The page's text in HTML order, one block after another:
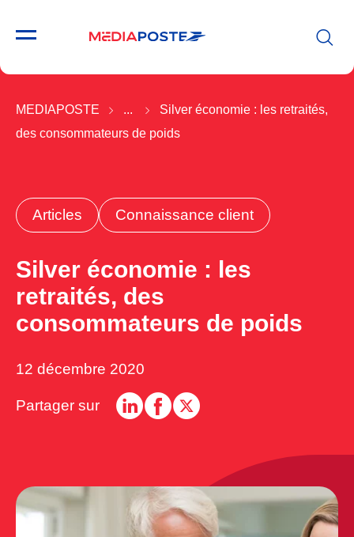
MEDIAPOSTE ...
Silver économie : les retraités,
des consommateurs de poids
Articles Connaissance client
Silver économie : les
retraités, des
consommateurs de poids
12 décembre 2020
Partager sur